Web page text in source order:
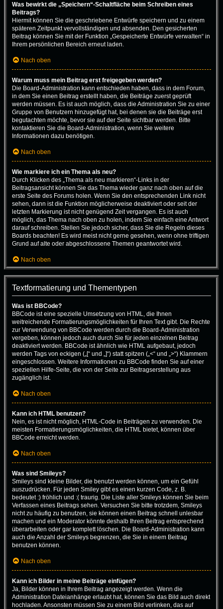
Was bewirkt die „Speichern“-Schaltfläche beim Schreiben eines
Beitrags?
Hiermit können Sie die geschriebene Entwürfe speichern und zu einem
späteren Zeitpunkt vervollständigen und absenden. Den gesicherten
Beitrag können Sie mit der Funktion „Gespeicherte Entwürfe verwalten“ in
Ihrem persönlichen Bereich erneut laden.
Nach oben
Warum muss mein Beitrag erst freigegeben werden?
Die Board-Administration kann entschieden haben, dass in dem Forum,
in dem Sie einen Beitrag erstellt haben, die Beiträge zuerst geprüft
werden müssen. Es ist auch möglich, dass die Administration Sie zu einer
Gruppe von Benutzern hinzugefügt hat, bei denen sie die Beiträge erst
begutachten möchte, bevor sie auf der Seite sichtbar werden. Bitte
kontaktieren Sie die Board-Administration, wenn Sie weitere
Informationen dazu benötigen.
Nach oben
Wie markiere ich ein Thema als neu?
Durch Klicken des „Thema als neu markieren“-Links in der
Beitragsansicht können Sie das Thema wieder ganz nach oben auf die
erste Seite des Forums holen. Wenn Sie den entsprechenden Link nicht
sehen, dann ist die Funktion möglicherweise deaktiviert oder seit der
letzten Markierung ist nicht genügend Zeit vergangen. Es ist auch
möglich, das Thema nach oben zu holen, indem Sie einfach eine Antwort
darauf schreiben. Stellen Sie jedoch sicher, dass Sie die Regeln dieses
Boards beachten! Es wird meist nicht gerne gesehen, wenn ohne triftigen
Grund auf alte oder abgeschlossene Themen geantwortet wird.
Nach oben
Textformatierung und Thementypen
Was ist BBCode?
BBCode ist eine spezielle Umsetzung von HTML, die Ihnen
weitreichende Formatierungsmöglichkeiten für Ihren Text gibt. Die Rechte
zur Verwendung von BBCode werden durch die Board-Administration
vergeben, können jedoch auch durch Sie für jeden einzelnen Beitrag
deaktiviert werden. BBCode ist ähnlich wie HTML aufgebaut, jedoch
werden Tags von eckigen („[“ und „]“) statt spitzen („<“ und „>“) Klammern
eingeschlossen. Weitere Informationen zu BBCode finden Sie auf einer
speziellen Hilfe-Seite, die von der Seite zur Beitragserstellung aus
zugänglich ist.
Nach oben
Kann ich HTML benutzen?
Nein, es ist nicht möglich, HTML-Code in Beiträgen zu verwenden. Die
meisten Formatierungsmöglichkeiten, die HTML bietet, können über
BBCode erreicht werden.
Nach oben
Was sind Smileys?
Smileys sind kleine Bilder, die benutzt werden können, um ein Gefühl
auszudrücken. Für jeden Smiley gibt es einen kurzen Code, z. B.
bedeutet :) fröhlich und :( traurig. Die Liste aller Smileys können Sie beim
Verfassen eines Beitrags sehen. Versuchen Sie bitte trotzdem, Smileys
nicht zu häufig zu benutzen, sie können einen Beitrag schnell unlesbar
machen und ein Moderator könnte deshalb Ihren Beitrag entsprechend
überarbeiten oder gar komplett löschen. Die Board-Administration kann
auch die Anzahl der Smileys begrenzen, die Sie in einem Beitrag
benutzen können.
Nach oben
Kann ich Bilder in meine Beiträge einfügen?
Ja, Bilder können in Ihrem Beitrag angezeigt werden. Wenn die
Administration Dateianhänge erlaubt hat, können Sie das Bild auch direkt
hochladen. Ansonsten müssen Sie zu einem Bild verlinken, das auf